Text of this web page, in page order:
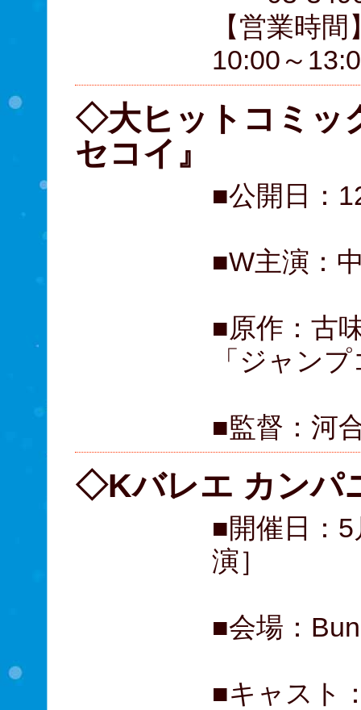
【営業時
10:00～
◇大ヒットコミッ
セコイ』
■公開日：
■W主演：
■原作：古
「ジャン
■監督：河
◇Kバレエ カンパ
■開催日：
演］
■会場：
■キャスト